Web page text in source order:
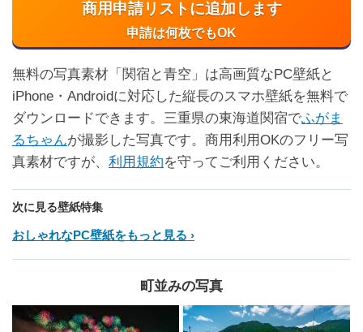
商用申請リストに追加します
申請は何枚でもOK
無料の写真素材「関宿と青空」は高画質なPC壁紙と
iPhone・Androidに対応した縦長のスマホ壁紙を無料で
ダウンロードできます。三重県の東海道関宿でふがま
るちゃんが撮影した写真です。商用利用OKのフリー写
真素材ですが、 利用規約を守ってご利用ください。
次に見る壁紙特集
おしゃれなPC壁紙をもっと見る
町並みの写真